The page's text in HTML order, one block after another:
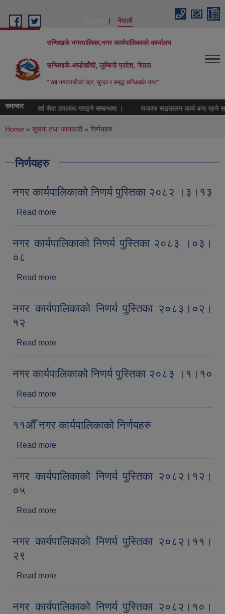
नेपाली
सन्धिखर्क नगरपालिका,नगर कार्यपालिकाको कार्यालय
सन्धिखर्क-अर्घाखाँची, लुम्बिनी प्रदेश, नेपाल
" सबै नगरवासीकाे रहर, सुन्दर र समृद्ध सन्धिखर्क नगर"
समाचारपरामर्श सेवा उपलव्ध गराइने सम्बन्धमा । राजस्व सङ्कलन कार्य बन्द रहने
You are here
Home » सूचना तथा जानकारी » निर्णयहरु
निर्णयहरु
नगर कार्यपालिकाकाे निणर्य पुस्तिका २०८२ ।३।१३
Read more
नगर कार्यपालिकाकाे निणर्य पुस्तिका २०८३ ।०३।
०८
Read more
नगर कार्यपालिकाकाे निणर्य पुस्तिका २०८३।०२।
१२
Read more
नगर कार्यपालिकाकाे निणर्य पुस्तिका २०८३ ।१।१०
Read more
११‍औँ नगर कार्यपालिकाको निर्णयहरु
Read more
नगर कार्यपालिकाकाे निणर्य पुस्तिका २०८२।१२।
०५
Read more
नगर कार्यपालिकाकाे निणर्य पुस्तिका २०८२।११।
२९
Read more
नगर कार्यपालिकाकाे निणर्य पुस्तिका २०८२।१०।